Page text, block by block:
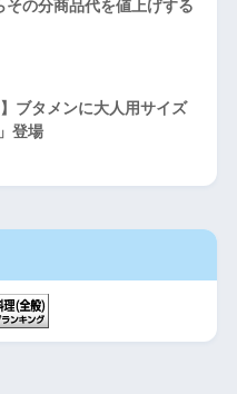
その分商品代を値上げする
ブタメンに大人用サイズ
登場